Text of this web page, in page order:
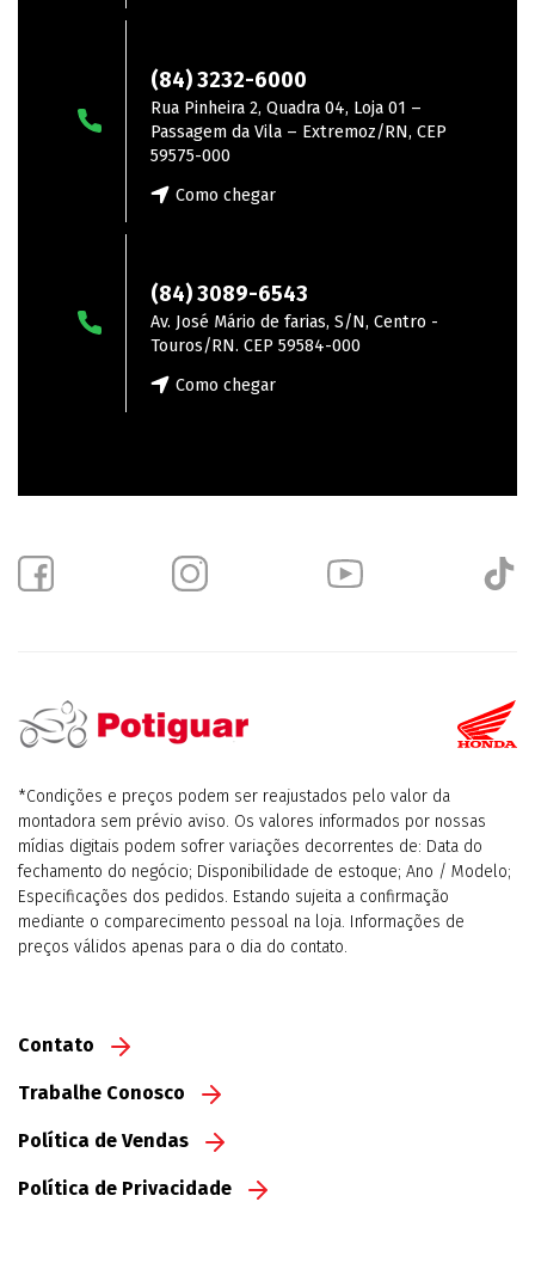
(84) 3232-6000
Rua Pinheira 2, Quadra 04, Loja 01 –
Passagem da Vila – Extremoz/RN, CEP
59575-000
Como chegar
(84) 3089-6543
Av. José Mário de farias, S/N, Centro -
Touros/RN. CEP 59584-000
Como chegar
*Condições e preços podem ser reajustados pelo valor da
montadora sem prévio aviso. Os valores informados por nossas
mídias digitais podem sofrer variações decorrentes de: Data do
fechamento do negócio; Disponibilidade de estoque; Ano / Modelo;
Especificações dos pedidos. Estando sujeita a confirmação
mediante o comparecimento pessoal na loja. Informações de
preços válidos apenas para o dia do contato.
Contato
Trabalhe Conosco
Política de Vendas
Política de Privacidade